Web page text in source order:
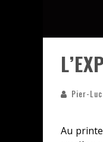
Pier-
Au